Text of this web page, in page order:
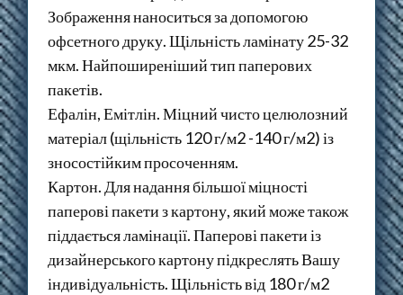
Зображення наноситься за допомогою
офсетного друку. Щільність ламінату 25-32
мкм. Найпоширеніший тип паперових
пакетів.
Ефалін, Емітлін. Міцний чисто целюлозний
матеріал (щільність 120 г/м2 -140 г/м2) із
зносостійким просоченням.
Картон. Для надання більшої міцності
паперові пакети з картону, який може також
піддається ламінації. Паперові пакети із
дизайнерського картону підкреслять Вашу
індивідуальність. Щільність від 180 г/м2